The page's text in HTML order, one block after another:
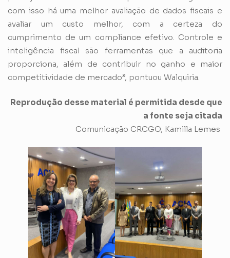
com isso há uma melhor avaliação de dados fiscais e
avaliar um custo melhor, com a certeza do
cumprimento de um compliance efetivo. Controle e
inteligência fiscal são ferramentas que a auditoria
proporciona, além de contribuir no ganho e maior
competitividade de mercado”, pontuou Walquiria.
Reprodução desse material é permitida desde que
a fonte seja citada
Comunicação CRCGO, Kamilla Lemes